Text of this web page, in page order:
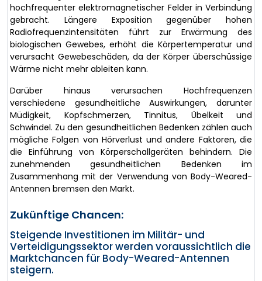
hochfrequenter elektromagnetischer Felder in Verbindung
gebracht. Längere Exposition gegenüber hohen
Radiofrequenzintensitäten führt zur Erwärmung des
biologischen Gewebes, erhöht die Körpertemperatur und
verursacht Gewebeschäden, da der Körper überschüssige
Wärme nicht mehr ableiten kann.
Darüber hinaus verursachen Hochfrequenzen
verschiedene gesundheitliche Auswirkungen, darunter
Müdigkeit, Kopfschmerzen, Tinnitus, Übelkeit und
Schwindel. Zu den gesundheitlichen Bedenken zählen auch
mögliche Folgen von Hörverlust und andere Faktoren, die
die Einführung von Körperschallgeräten behindern. Die
zunehmenden gesundheitlichen Bedenken im
Zusammenhang mit der Verwendung von Body-Weared-
Antennen bremsen den Markt.
Zukünftige Chancen:
Steigende Investitionen im Militär- und
Verteidigungssektor werden voraussichtlich die
Marktchancen für Body-Weared-Antennen
steigern.